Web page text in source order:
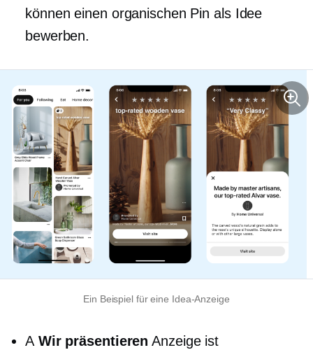
können einen organischen Pin als Idee
bewerben.
Ein Beispiel für eine Idea-Anzeige
A Wir präsentieren Anzeige ist